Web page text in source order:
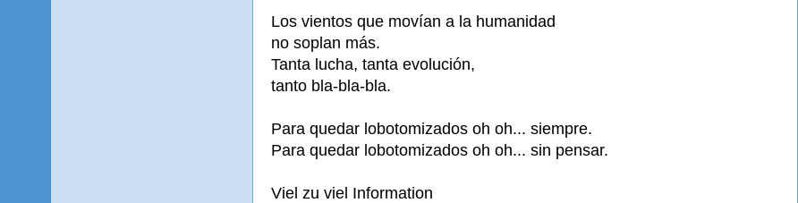
Los vientos que movían a la humanidad
no soplan más.
Tanta lucha, tanta evolución,
tanto bla-bla-bla.
Para quedar lobotomizados oh oh... siempre.
Para quedar lobotomizados oh oh... sin pensar.
Viel zu viel Information